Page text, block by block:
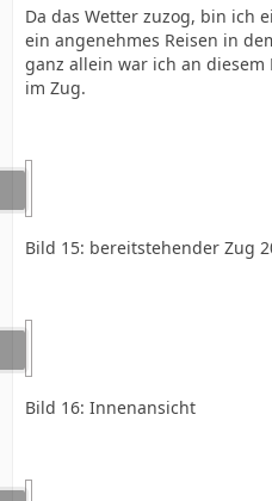
Da das Wetter zuzog, bin ich
ein angenehmes Reisen in
ganz allein war ich an
im Zug.
Bild 15: bereitstehender Zug
Bild 16: Innenansicht